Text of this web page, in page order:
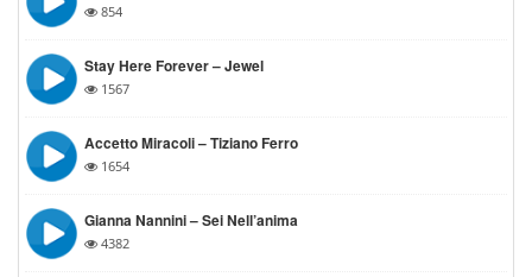
854
Stay Here Forever – Jewel
1567
Accetto Miracoli – Tiziano Ferro
1654
Gianna Nannini – Sei Nell’anima
4382